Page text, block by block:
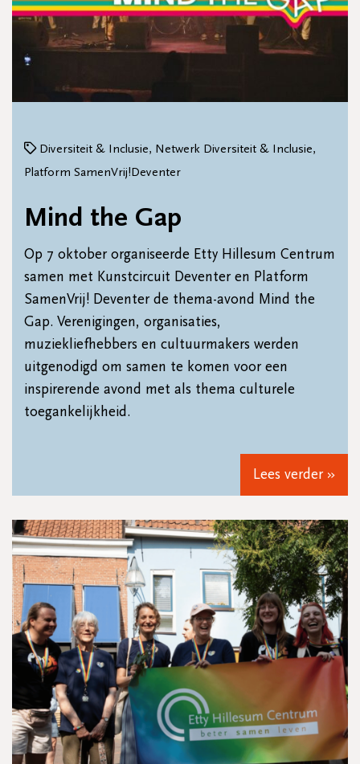
Lees verder »
Diversiteit & Inclusie, Netwerk Diversiteit & Inclusie,
Platform SamenVrij!Deventer
Mind the Gap
Op 7 oktober organiseerde Etty Hillesum Centrum
samen met Kunstcircuit Deventer en Platform
SamenVrij! Deventer de thema-avond Mind the
Gap. Verenigingen, organisaties,
muziekliefhebbers en cultuurmakers werden
uitgenodigd om samen te komen voor een
inspirerende avond met als thema culturele
toegankelijkheid.